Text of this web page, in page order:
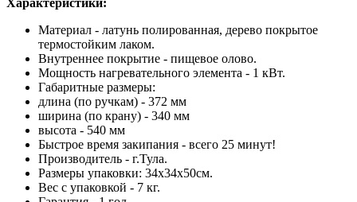
Характеристики:
Материал - латунь полированная, дерево покрытое
термостойким лаком.
Внутреннее покрытие - пищевое олово.
Мощность нагревательного элемента - 1 кВт.
Габаритные размеры:
длина (по ручкам) - 372 мм
ширина (по крану) - 340 мм
высота - 540 мм
Быстрое время закипания - всего 25 минут!
Производитель - г.Тула.
Размеры упаковки: 34x34x50см.
Вес с упаковкой - 7 кг.